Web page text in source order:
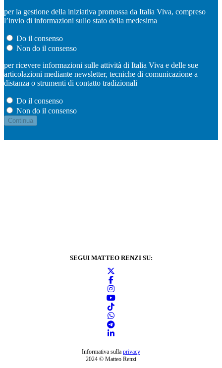
per la gestione della iniziativa promossa da Italia Viva, compreso
l’invio di informazioni sullo stato della medesima
Do il consenso
Non do il consenso
per ricevere informazioni sulle attività di Italia Viva e delle sue
articolazioni mediante newsletter, tecniche di comunicazione a
distanza o strumenti di contatto tradizionali
Do il consenso
Non do il consenso
SEGUI MATTEO RENZI SU:
Informativa sulla privacy
2024 © Matteo Renzi